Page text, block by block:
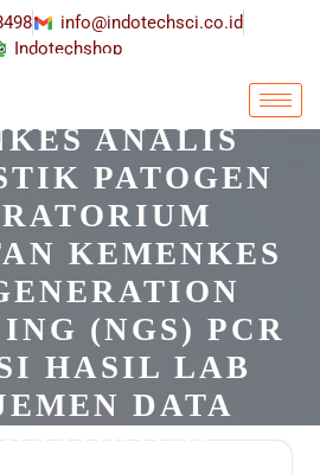
info@indotechsci.co.id
Indotechshop
ANALIS
PATOGEN
KEMENKES
(NGS) PCR
HASIL LAB
DATA